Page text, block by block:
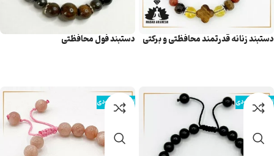
دستبند زنانه قدرتمند محافظتی و برکتی دستبند فول محافظتی
اتمام موجودی اتمام موجودی